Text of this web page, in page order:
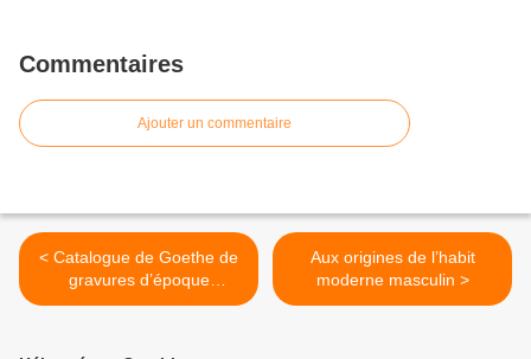
Commentaires
Ajouter un commentaire
< Catalogue de Goethe de
gravures d’époque
représentant des
Aux origines de l’habit
moderne masculin >